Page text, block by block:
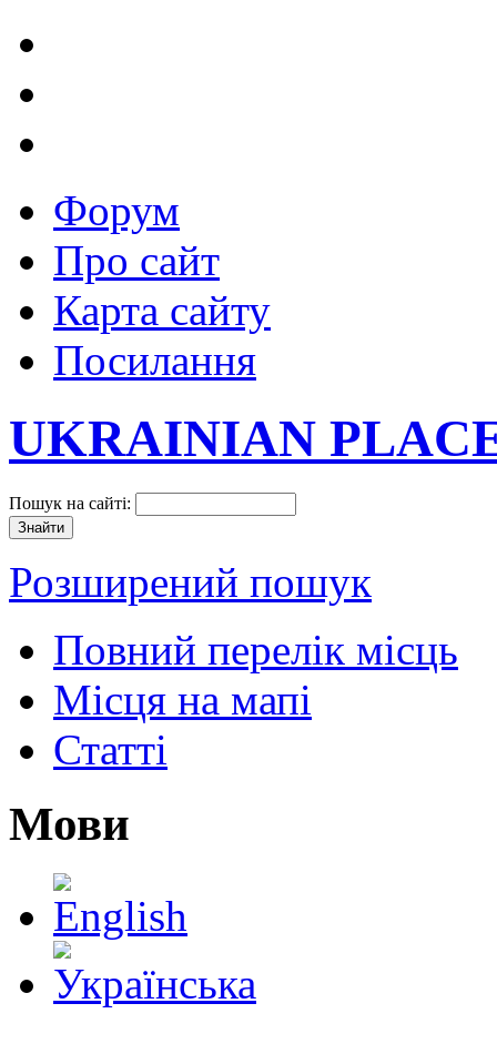
Форум
Про сайт
Карта сайту
Посилання
UKRAINIAN
Пошук на сайті:
Розширений пошук
Повний перелік місць
Місця на мапі
Статті
Мови